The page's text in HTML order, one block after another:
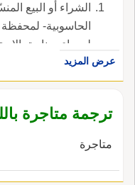
الشراء أو البيع
الحاسوبية- لمحفظة
لمدراء صناديق
المالية تقديم
كبيرة من الأوراق
حالة تلبية شروط
عرض المزيد
ترجمة متاجرة
متاجرة